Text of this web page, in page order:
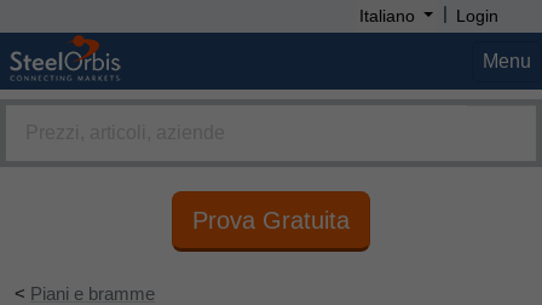
Italiano | Login
Menu
Prova Gratuita
< Piani e bramme